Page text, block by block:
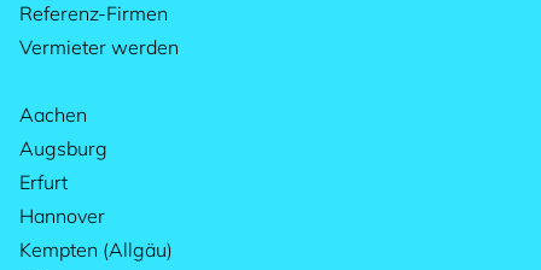
Referenz-Firmen
Vermieter werden
Aachen
Augsburg
Erfurt
Hannover
Kempten (Allgäu)